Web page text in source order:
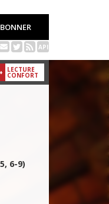
API
LECTURE
CONFORT
6-9)